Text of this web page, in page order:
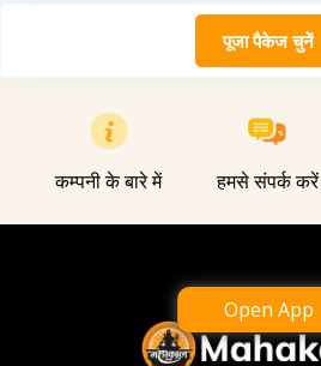
पूजा पैकेज चुनें
कम्पनी के बारे में हमसे संपर्क करें
Open App